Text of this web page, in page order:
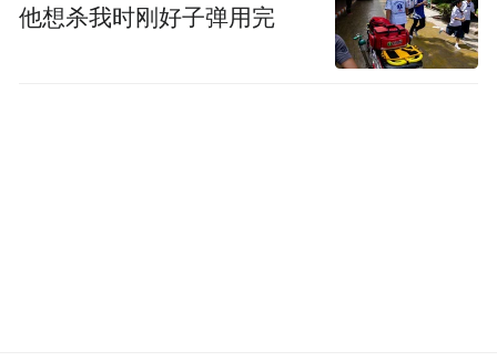
他想杀我时刚好子弹用完